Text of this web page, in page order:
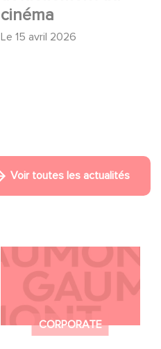
cinéma
Le 15 avril 2026
Voir toutes les actualités
CORPORATE